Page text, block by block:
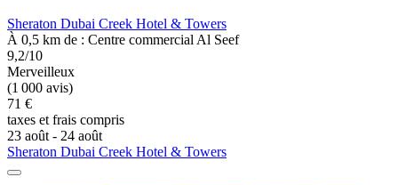
Sheraton Dubai Creek Hotel & Towers
À 0,5 km de : Centre commercial Al Seef
9,2/10
Merveilleux
(1 000 avis)
71 €
taxes et frais compris
23 août - 24 août
Sheraton Dubai Creek Hotel & Towers